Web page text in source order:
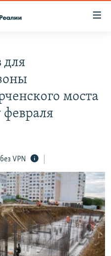
для
моста
VPN